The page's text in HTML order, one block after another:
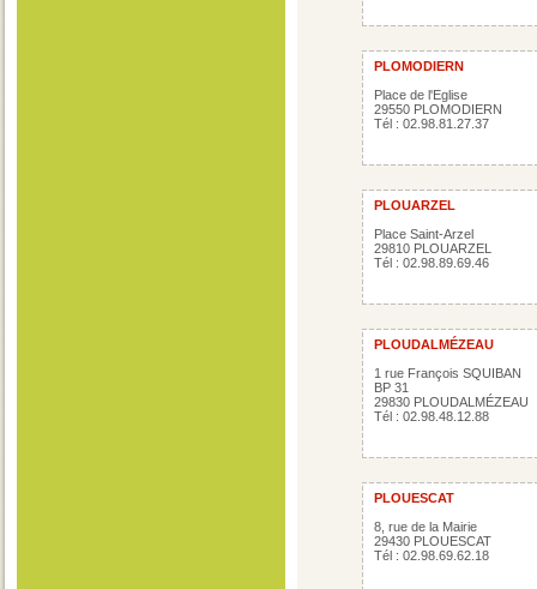
PLOMODIERN
Place de l'Eglise
29550 PLOMODIERN
Tél : 02.98.81.27.37
PLOUARZEL
Place Saint-Arzel
29810 PLOUARZEL
Tél : 02.98.89.69.46
PLOUDALMÉZEAU
1 rue François SQUIBAN
BP 31
29830 PLOUDALMÉZEAU
Tél : 02.98.48.12.88
PLOUESCAT
8, rue de la Mairie
29430 PLOUESCAT
Tél : 02.98.69.62.18